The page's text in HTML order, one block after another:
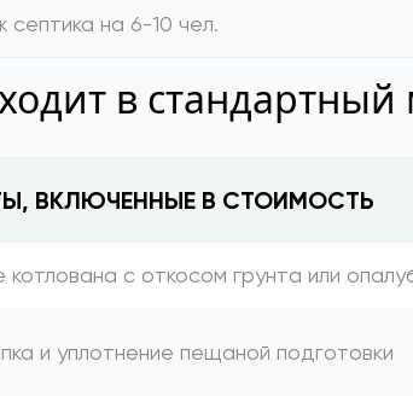
септика на 6-10 чел.
в
ВКЛЮЧЕННЫЕ В СТОИМОСТЬ
котлована с откосом грунта или
и уплотнение пещаной подготовки